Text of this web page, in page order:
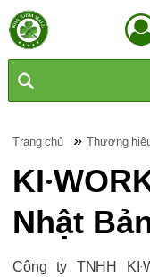
Trang chủ »Thương
Nhật
Công ty TNHH